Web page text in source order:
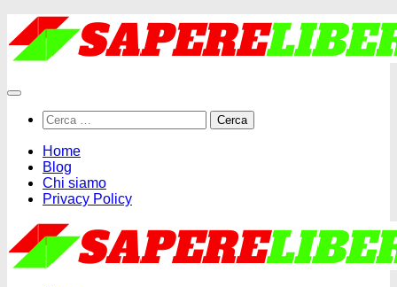
Salta
al
contenuto
Ricerca
per:
Home
Blog
Chi siamo
Privacy Policy